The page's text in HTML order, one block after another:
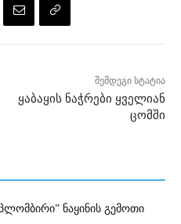
შემდეგი სტატია
ყაბაყის ნაჭრები ყველიან
ცომში
ნაყინის გემოთი